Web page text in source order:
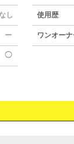
し 使用歴
ー ワンオー
◯